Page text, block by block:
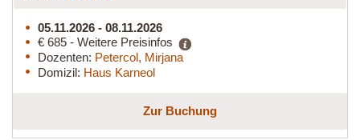
05.11.2026 - 08.11.2026
€ 685 - Weitere Preisinfos
Dozenten: Petercol, Mirjana
Domizil: Haus Karneol
Zur Buchung